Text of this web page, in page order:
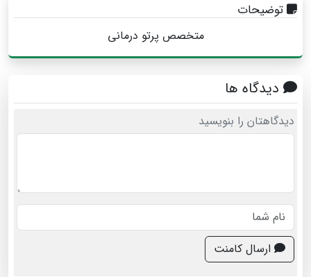
توضیحات
متخصص پرتو درمانی
دیدگاه ها
دیدگاهتان را بنویسید
ارسال کامنت